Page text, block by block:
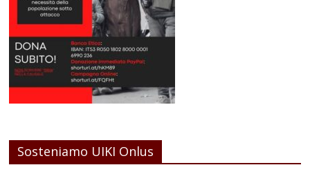
Sosteniamo UIKI Onlus